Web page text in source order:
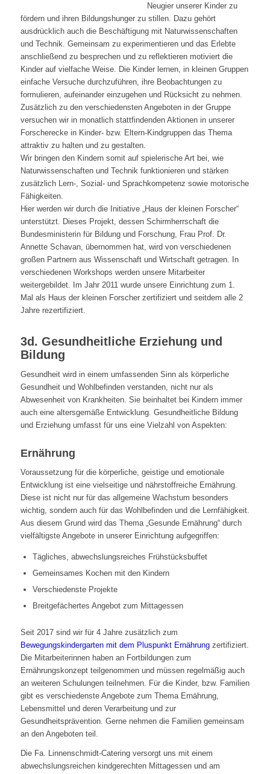
Neugier unserer Kinder zu
fördern und ihren Bildungshunger zu stillen. Dazu gehört
ausdrücklich auch die Beschäftigung mit Naturwissenschaften
und Technik. Gemeinsam zu experimentieren und das Erlebte
anschließend zu besprechen und zu reflektieren motiviert die
Kinder auf vielfache Weise. Die Kinder lernen, in kleinen Gruppen
einfache Versuche durchzuführen, ihre Beobachtungen zu
formulieren, aufeinander einzugehen und Rücksicht zu nehmen.
Zusätzlich zu den verschiedensten Angeboten in der Gruppe
versuchen wir in monatlich stattfindenden Aktionen in unserer
Forscherecke in Kinder- bzw. Eltern-Kindgruppen das Thema
attraktiv zu halten und zu gestalten.
Wir bringen den Kindern somit auf spielerische Art bei, wie
Naturwissenschaften und Technik funktionieren und stärken
zusätzlich Lern-, Sozial- und Sprachkompetenz sowie motorische
Fähigkeiten.
Hier werden wir durch die Initiative „Haus der kleinen Forscher“
unterstützt. Dieses Projekt, dessen Schirmherrschaft die
Bundesministerin für Bildung und Forschung, Frau Prof. Dr.
Annette Schavan, übernommen hat, wird von verschiedenen
großen Partnern aus Wissenschaft und Wirtschaft getragen. In
verschiedenen Workshops werden unsere Mitarbeiter
weitergebildet. Im Jahr 2011 wurde unsere Einrichtung zum 1.
Mal als Haus der kleinen Forscher zertifiziert und seitdem alle 2
Jahre rezertifiziert.
3d. Gesundheitliche Erziehung und
Bildung
Gesundheit wird in einem umfassenden Sinn als körperliche
Gesundheit und Wohlbefinden verstanden, nicht nur als
Abwesenheit von Krankheiten. Sie beinhaltet bei Kindern immer
auch eine altersgemäße Entwicklung. Gesundheitliche Bildung
und Erziehung umfasst für uns eine Vielzahl von Aspekten:
Ernährung
Voraussetzung für die körperliche, geistige und emotionale
Entwicklung ist eine vielseitige und nährstoffreiche Ernährung.
Diese ist nicht nur für das allgemeine Wachstum besonders
wichtig, sondern auch für das Wohlbefinden und die Lernfähigkeit.
Aus diesem Grund wird das Thema „Gesunde Ernährung“ durch
vielfältigste Angebote in unserer Einrichtung aufgegriffen:
Tägliches, abwechslungsreiches Frühstücksbuffet
Gemeinsames Kochen mit den Kindern
Verschiedenste Projekte
Breitgefächertes Angebot zum Mittagessen
Seit 2017 sind wir für 4 Jahre zusätzlich zum
Bewegungskindergarten mit dem Pluspunkt Ernährungzertifiziert.
Die Mitarbeiterinnen haben an Fortbildungen zum
Ernährungskonzept teilgenommen und müssen regelmäßig auch
an weiteren Schulungen teilnehmen. Für die Kinder, bzw. Familien
gibt es verschiedenste Angebote zum Thema Ernährung,
Lebensmittel und deren Verarbeitung und zur
Gesundheitsprävention. Gerne nehmen die Familien gemeinsam
an den Angeboten teil.
Die Fa. Linnenschmidt-Catering versorgt uns mit einem
abwechslungsreichen kindgerechten Mittagessen und am